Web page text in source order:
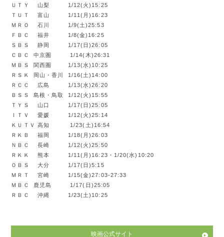
ＵＴＹ 山梨 1/12(火)15:25
ＴＵＴ 富山 1/11(月)16:23
ＭＲＯ 石川 1/9(土)25:53
ＦＢＣ 福井 1/8(金)16:25
ＳＢＳ 静岡 1/17(日)26:05
ＣＢＣ 中京圏 1/14(木)26:31
ＭＢＳ 関西圏 1/13(水)10:25
ＲＳＫ 岡山・香川 1/16(土)14:00
ＲＣＣ 広島 1/13(水)26:20
ＢＳＳ 島根・鳥取 1/12(火)15:55
ＴＹＳ 山口 1/17(日)25:05
ＩＴＶ 愛媛 1/12(火)25:14
ＫＵＴＶ 高知 1/23(土)16:54
ＲＫＢ 福岡 1/18(月)26:03
ＮＢＣ 長崎 1/12(火)25:50
ＲＫＫ 熊本 1/11(月)16:23・1/20(水)10:20
ＯＢＳ 大分 1/17(日)5:15
ＭＲＴ 宮崎 1/15(金)27:03-27:33
ＭＢＣ 鹿児島 1/17(日)25:05
ＲＢＣ 沖縄 1/23(土)10:25
映画公式サイト